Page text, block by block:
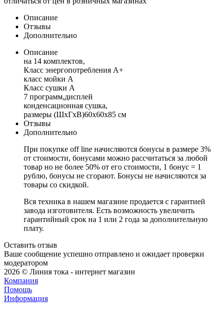
Описание
Отзывы
Дополнительно
Описание
на 14 комплектов,
Класс энергопотребления A+
класс мойки A
Класс сушки A
7 программ,дисплей
конденсационная сушка,
размеры (ШxГxВ)60x60x85 см
Отзывы
Дополнительно
При покупке off line начисляются бонусы в размере 3%
от стоимости, бонусами можно рассчитаться за любой
товар но не более 50% от его стоимости, 1 бонус = 1
рублю, бонусы не сгорают. Бонусы не начисляются за
товары со скидкой.
Вся техника в нашем магазине продается с гарантией
завода изготовителя. Есть возможность увеличить
гарантийный срок на 1 или 2 года за дополнительную
плату.
Оставить отзыв
Ваше сообщение успешно отправлено и ожидает проверки
модератором
2026 © Линия тока - интернет магазин
Компания
Помощь
Информация